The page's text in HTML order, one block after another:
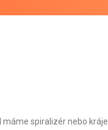
spiralizér nebo